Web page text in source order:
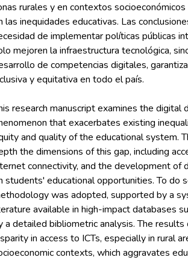
rurales y en contextos
las inequidades educativas. Las
de implementar políticas públicas
mejoren la infraestructura tecnológica,
de competencias digitales,
research manuscript examines the digital
that exacerbates existing
and quality of the educational system.
the dimensions of this gap, including
connectivity, and the development of
students' educational opportunities. To do
was adopted, supported by a
available in high-impact databases
a detailed bibliometric analysis. The
in access to ICTs, especially in rural
contexts, which aggravates